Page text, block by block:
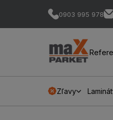
0903 995 978
Zľavy Laminát